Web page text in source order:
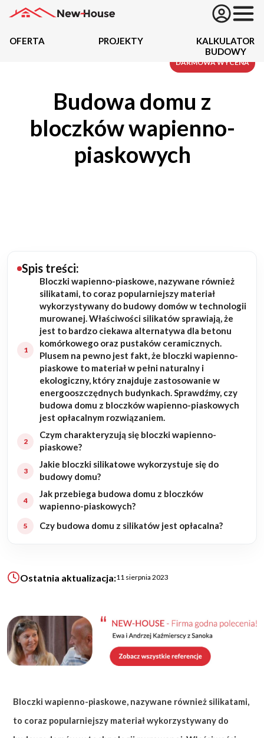
Działki
Budowa domu
Rezydencje
Rozbudowa
Remonty
Budynki biurowe
Realizacje
Referencje
Ogrody
BLOG
ZAPISZ SIĘ
OFERTA PROJEKTY
KALKULATOR
BUDOWY
Budowa domu z
bloczków wapienno-
piaskowych
Spis treści:
Bloczki wapienno-piaskowe, nazywane również
silikatami, to coraz popularniejszy materiał
wykorzystywany do budowy domów w technologii
murowanej. Właściwości silikatów sprawiają, że
jest to bardzo ciekawa alternatywa dla betonu
komórkowego oraz pustaków ceramicznych.
Plusem na pewno jest fakt, że bloczki wapienno-
piaskowe to materiał w pełni naturalny i
ekologiczny, który znajduje zastosowanie w
energooszczędnych budynkach. Sprawdźmy, czy
budowa domu z bloczków wapienno-piaskowych
jest opłacalnym rozwiązaniem.
Czym charakteryzują się bloczki wapienno-
piaskowe?
Jakie bloczki silikatowe wykorzystuje się do
budowy domu?
Jak przebiega budowa domu z bloczków
wapienno-piaskowych?
Czy budowa domu z silikatów jest opłacalna?
Ostatnia aktualizacja:11 sierpnia 2023
Bloczki wapienno-piaskowe, nazywane również silikatami,
to coraz popularniejszy materiał wykorzystywany do
DARMOWA WYCENA